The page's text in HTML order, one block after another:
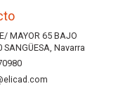
MAYOR 65 BAJO
SANGÜESA, Navarra